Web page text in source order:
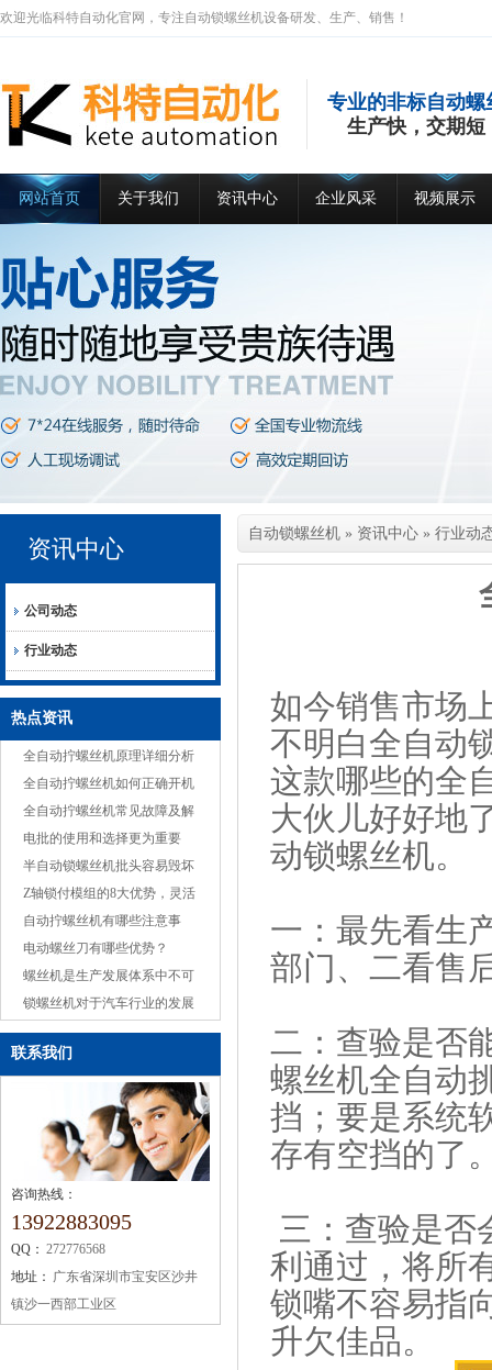
欢迎光临科特自动化官网，专注自动锁螺丝机设备研发、生产、销售！
专业的非标自动螺
生产快，交期短
网站首页 关于我们 资讯中心 企业风采 视频展示
资讯中心
公司动态
行业动态
热点资讯
全自动拧螺丝机原理详细分析
全自动拧螺丝机如何正确开机
全自动拧螺丝机常见故障及解
决方案
电批的使用和选择更为重要
半自动锁螺丝机批头容易毁坏
的原因
Z轴锁付模组的8大优势，灵活
适应多种产品
自动拧螺丝机有哪些注意事
项？
电动螺丝刀有哪些优势？
螺丝机是生产发展体系中不可
或缺的机械设备
锁螺丝机对于汽车行业的发展
联系我们
咨询热线：
13922883095
QQ： 272776568
地址： 广东省深圳市宝安区沙井
镇沙一西部工业区
自动锁螺丝机 » 资讯中心 » 行业动
如今销售市场
不明白全自动
这款哪些的全
大伙儿好好地
动锁螺丝机。
一：最先看生
部门、二看售
二：查验是否
螺丝机全自动
挡；要是系统
存有空挡的了
三：查验是否
利通过，将所
锁嘴不容易指
升欠佳品。